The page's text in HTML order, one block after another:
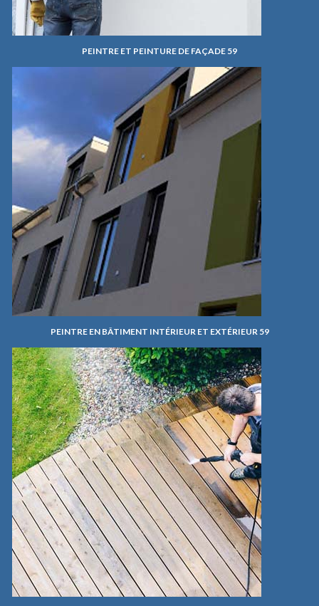
PEINTRE ET PEINTURE DE FAÇADE 59
PEINTRE EN BÂTIMENT INTÉRIEUR ET EXTÉRIEUR 59